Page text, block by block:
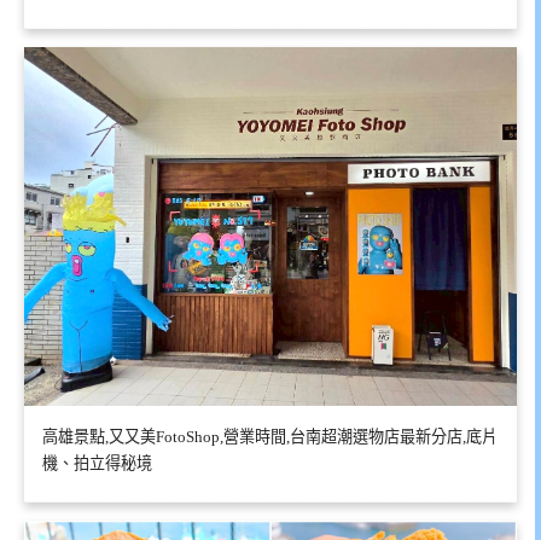
高雄景點,又又美FotoShop,營業時間,台南超潮選物店最新分店,底片
機、拍立得秘境